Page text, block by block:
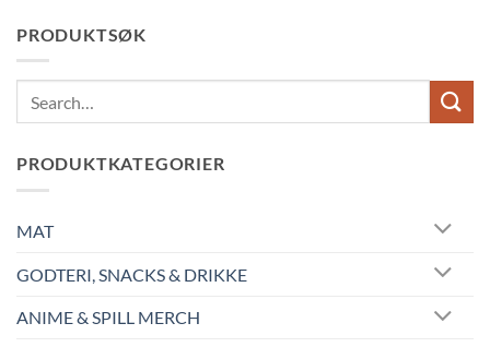
PRODUKTSØK
PRODUKTKATEGORIER
MAT
GODTERI, SNACKS & DRIKKE
ANIME & SPILL MERCH